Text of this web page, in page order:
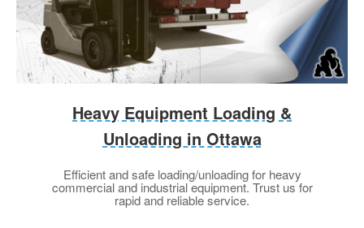
Heavy Equipment Loading &
Unloading in Ottawa
Efficient and safe loading/unloading for heavy
commercial and industrial equipment. Trust us for
rapid and reliable service.